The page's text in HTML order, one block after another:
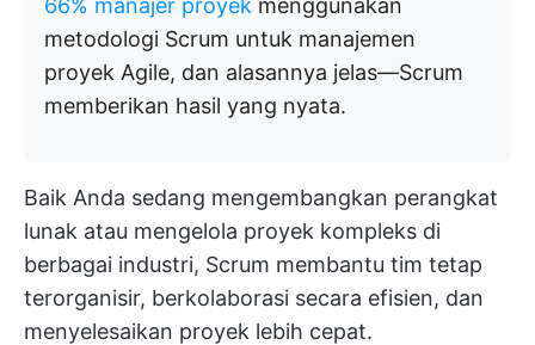
66% manajer proyek menggunakan
metodologi Scrum untuk manajemen
proyek Agile, dan alasannya jelas—Scrum
memberikan hasil yang nyata.
Baik Anda sedang mengembangkan perangkat
lunak atau mengelola proyek kompleks di
berbagai industri, Scrum membantu tim tetap
terorganisir, berkolaborasi secara efisien, dan
menyelesaikan proyek lebih cepat.